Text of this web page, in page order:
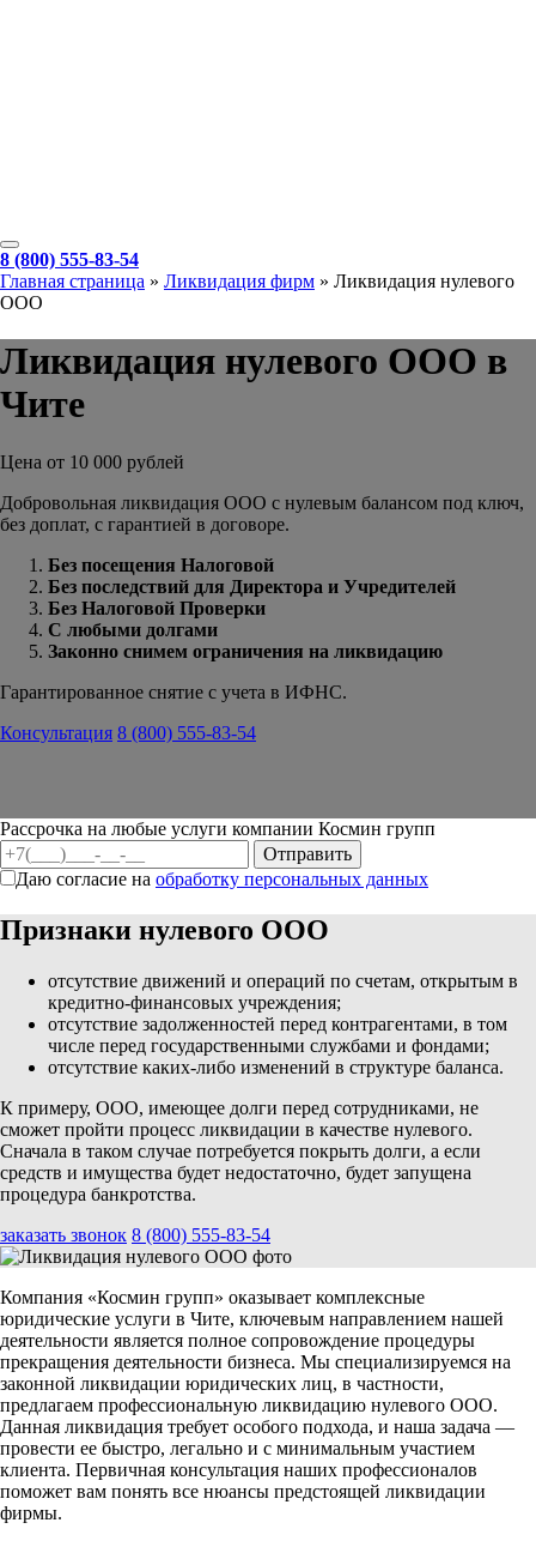
8 (800) 555-83-54
Главная страница » Ликвидация фирм » Ликвидация нулевого
ООО
Ликвидация нулевого ООО в
Чите
Цена от 10 000 рублей
Добровольная ликвидация ООО с нулевым балансом под ключ,
без доплат, с гарантией в договоре.
Без посещения Налоговой
Без последствий для Директора и Учредителей
Без Налоговой Проверки
С любыми долгами
Законно снимем ограничения на ликвидацию
Гарантированное снятие с учета в ИФНС.
Консультация 8 (800) 555-83-54
Рассрочка на любые услуги компании Космин групп
Даю согласие на обработку персональных данных
Признаки нулевого ООО
отсутствие движений и операций по счетам, открытым в
кредитно-финансовых учреждения;
отсутствие задолженностей перед контрагентами, в том
числе перед государственными службами и фондами;
отсутствие каких-либо изменений в структуре баланса.
К примеру, ООО, имеющее долги перед сотрудниками, не
сможет пройти процесс ликвидации в качестве нулевого.
Сначала в таком случае потребуется покрыть долги, а если
средств и имущества будет недостаточно, будет запущена
процедура банкротства.
заказать звонок 8 (800) 555-83-54
Компания «Космин групп» оказывает комплексные
юридические услуги в Чите, ключевым направлением нашей
деятельности является полное сопровождение процедуры
прекращения деятельности бизнеса. Мы специализируемся на
законной ликвидации юридических лиц, в частности,
предлагаем профессиональную ликвидацию нулевого ООО.
Данная ликвидация требует особого подхода, и наша задача —
провести ее быстро, легально и с минимальным участием
клиента. Первичная консультация наших профессионалов
поможет вам понять все нюансы предстоящей ликвидации
фирмы.